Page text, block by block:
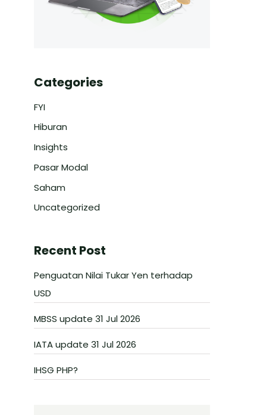
Categories
FYI
Hiburan
Insights
Pasar Modal
Saham
Uncategorized
Recent Post
Penguatan Nilai Tukar Yen terhadap
USD
MBSS update 31 Jul 2026
IATA update 31 Jul 2026
IHSG PHP?